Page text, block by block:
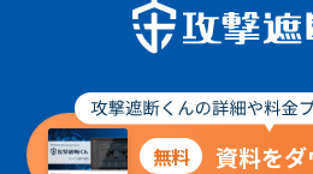
無料 資料を